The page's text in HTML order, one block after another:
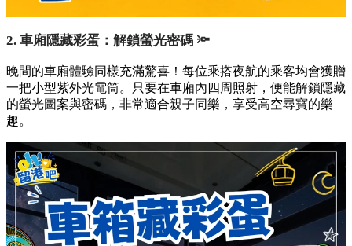
2. 車廂隱藏彩蛋：解鎖螢光密碼 🔦
晚間的車廂體驗同樣充滿驚喜！每位乘搭夜航的乘客均會獲贈
一把小型紫外光電筒。只要在車廂內四周照射，便能解鎖隱藏
的螢光圖案與密碼，非常適合親子同樂，享受高空尋寶的樂
趣。